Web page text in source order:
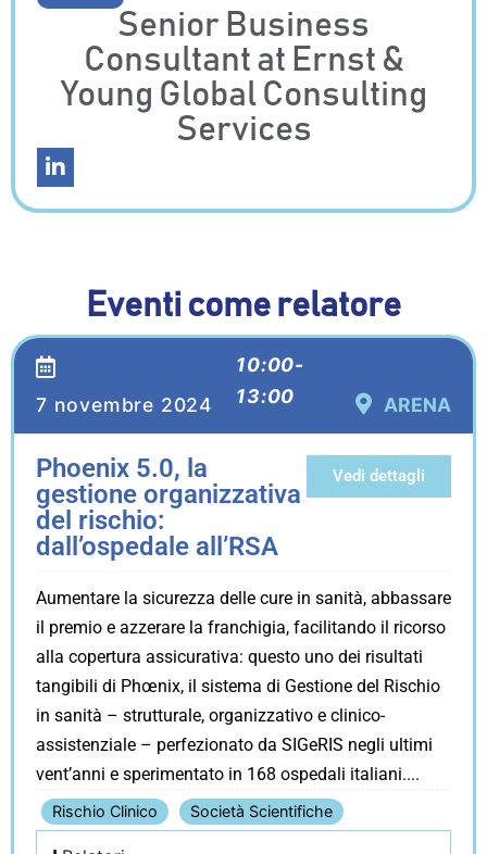
Senior Business
Consultant at Ernst &
Young Global Consulting
Services
Eventi come relatore
7 novembre 2024
10:00-
13:00
ARENA
Phoenix 5.0, la
gestione organizzativa
del rischio:
dall’ospedale all’RSA
Vedi dettagli
Aumentare la sicurezza delle cure in sanità, abbassare
il premio e azzerare la franchigia, facilitando il ricorso
alla copertura assicurativa: questo uno dei risultati
tangibili di Phœnix, il sistema di Gestione del Rischio
in sanità – strutturale, organizzativo e clinico-
assistenziale – perfezionato da SIGeRIS negli ultimi
vent’anni e sperimentato in 168 ospedali italiani.
Rischio Clinico Società Scientifiche